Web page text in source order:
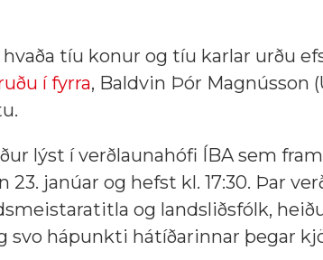
tíu konur og tíu karlar urðu
í fyrra, Baldvin Þór Magnússon
lýst í verðlaunahófi ÍBA sem
janúar og hefst kl. 17:30. Þar
og landsliðsfólk,
svo hápunkti hátíðarinnar þegar